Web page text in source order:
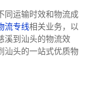
同运输时效和物流成
流专线相关业务，以
溪到汕头的物流效
汕头的一站式优质物